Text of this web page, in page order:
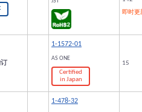
即时更
1-1572-01
AS ONE
Certified
in Japan
15
1-478-32